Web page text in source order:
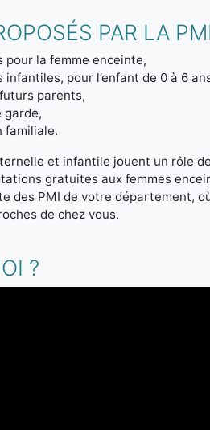
PAR LA
la femme enceinte,
pour l’enfant de 0 à 6
parents,
garde,
familiale.
et infantile jouent un rôle
gratuites aux femmes
des PMI de votre département,
de chez vous.
?